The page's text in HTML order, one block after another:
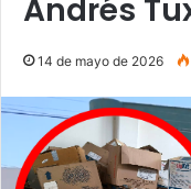
Andrés
14 de mayo de 2026